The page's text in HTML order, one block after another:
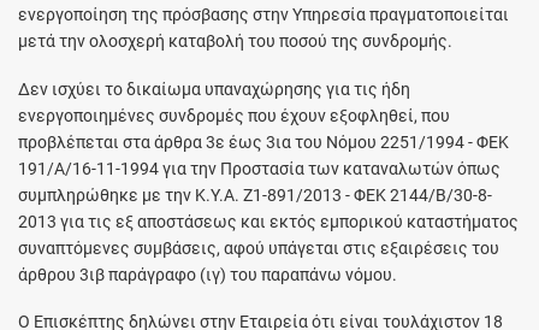
ενεργοποίηση της πρόσβασης στην Υπηρεσία πραγματοποιείται
μετά την ολοσχερή καταβολή του ποσού της συνδρομής.
Δεν ισχύει το δικαίωμα υπαναχώρησης για τις ήδη
ενεργοποιημένες συνδρομές που έχουν εξοφληθεί, που
προβλέπεται στα άρθρα 3ε έως 3ια του Νόμου 2251/1994 - ΦΕΚ
191/Α/16-11-1994 για την Προστασία των καταναλωτών όπως
συμπληρώθηκε με την Κ.Υ.Α. Ζ1-891/2013 - ΦΕΚ 2144/Β/30-8-
2013 για τις εξ αποστάσεως και εκτός εμπορικού καταστήματος
συναπτόμενες συμβάσεις, αφού υπάγεται στις εξαιρέσεις του
άρθρου 3ιβ παράγραφο (ιγ) του παραπάνω νόμου.
O Επισκέπτης δηλώνει στην Εταιρεία ότι είναι τουλάχιστον 18